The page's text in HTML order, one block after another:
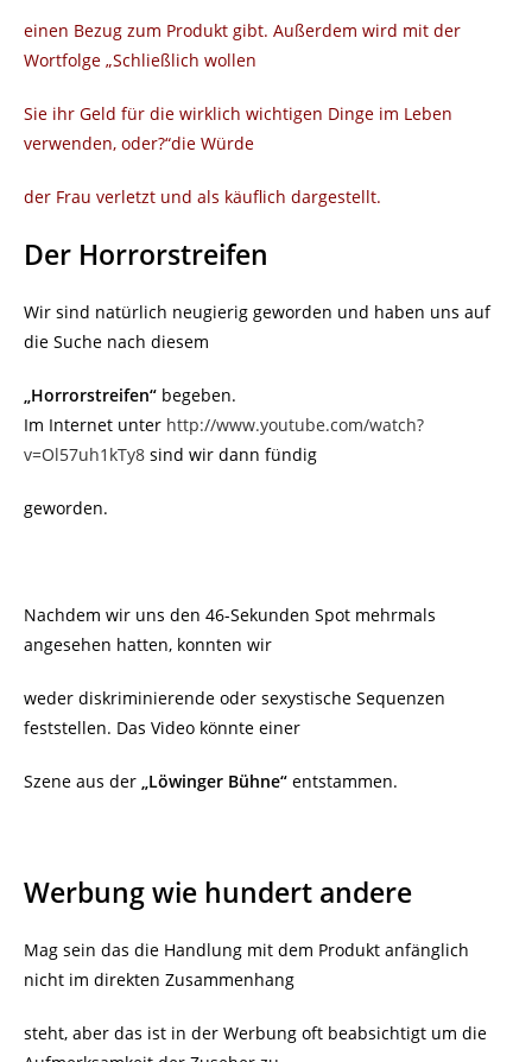
einen Bezug zum Produkt gibt. Außerdem wird mit der
Wortfolge „Schließlich wollen
Sie ihr Geld für die wirklich wichtigen Dinge im Leben
verwenden, oder?“die Würde
der Frau verletzt und als käuflich dargestellt.
Der Horrorstreifen
Wir sind natürlich neugierig geworden und haben uns auf
die Suche nach diesem
„Horrorstreifen“ begeben.
Im Internet unter http://www.youtube.com/watch?
v=Ol57uh1kTy8 sind wir dann fündig
geworden.
Nachdem wir uns den 46-Sekunden Spot mehrmals
angesehen hatten, konnten wir
weder diskriminierende oder sexystische Sequenzen
feststellen. Das Video könnte einer
Szene aus der „Löwinger Bühne“ entstammen.
Werbung wie hundert andere
Mag sein das die Handlung mit dem Produkt anfänglich
nicht im direkten Zusammenhang
steht, aber das ist in der Werbung oft beabsichtigt um die